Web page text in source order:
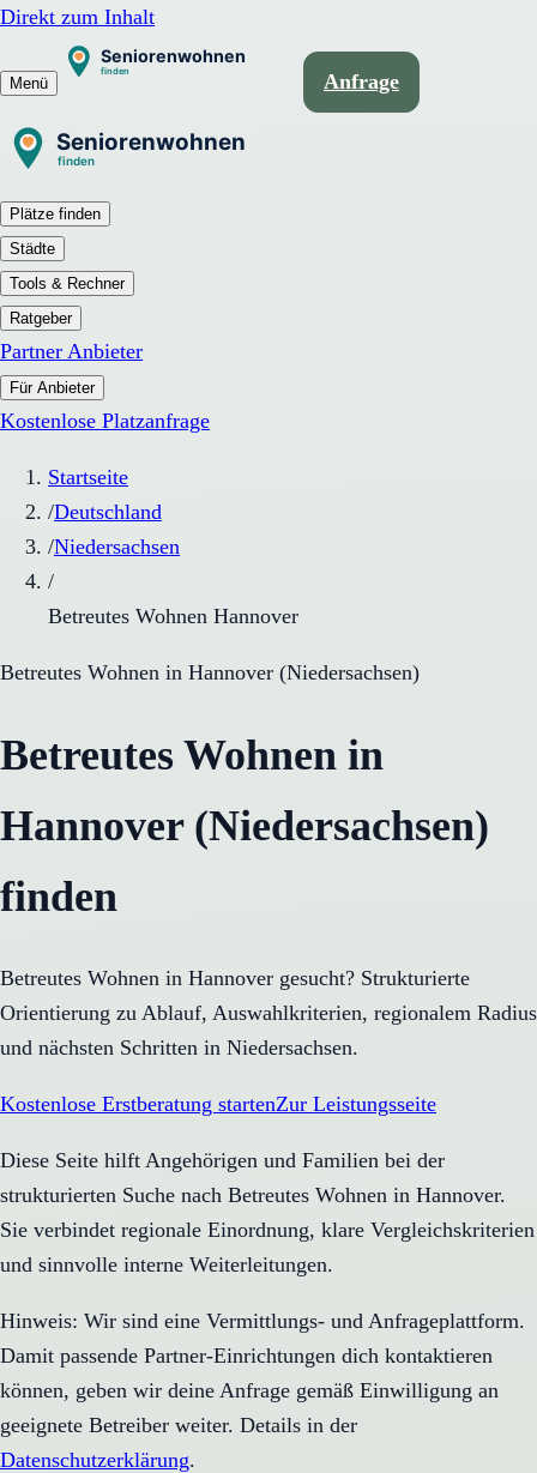
Direkt zum Inhalt
Menü Anfrage
Plätze finden
Städte
Tools & Rechner
Ratgeber
Partner Anbieter
Für Anbieter
Kostenlose Platzanfrage
Startseite
/Deutschland
/Niedersachsen
/
Betreutes Wohnen Hannover
Betreutes Wohnen in Hannover (Niedersachsen)
Betreutes Wohnen in
Hannover (Niedersachsen)
finden
Betreutes Wohnen in Hannover gesucht? Strukturierte
Orientierung zu Ablauf, Auswahlkriterien, regionalem Radius
und nächsten Schritten in Niedersachsen.
Kostenlose Erstberatung startenZur Leistungsseite
Diese Seite hilft Angehörigen und Familien bei der
strukturierten Suche nach Betreutes Wohnen in Hannover.
Sie verbindet regionale Einordnung, klare Vergleichskriterien
und sinnvolle interne Weiterleitungen.
Hinweis: Wir sind eine Vermittlungs- und Anfrageplattform.
Damit passende Partner-Einrichtungen dich kontaktieren
können, geben wir deine Anfrage gemäß Einwilligung an
geeignete Betreiber weiter. Details in der
Datenschutzerklärung.